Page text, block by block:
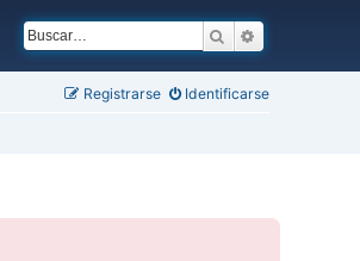
Buscar
Identificarse
Registrarse